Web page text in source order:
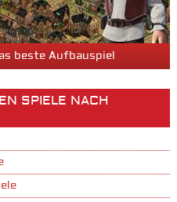
beste Aufbauspiel
SPIELE NACH